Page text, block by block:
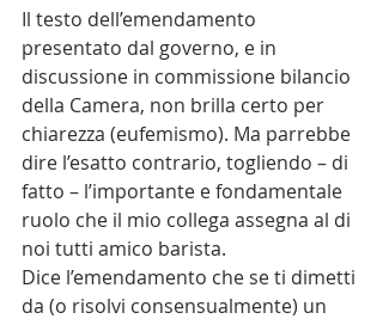
Il testo dell’emendamento
presentato dal governo, e in
discussione in commissione bilancio
della Camera, non brilla certo per
chiarezza (eufemismo). Ma parrebbe
dire l’esatto contrario, togliendo – di
fatto – l’importante e fondamentale
ruolo che il mio collega assegna al di
noi tutti amico barista.
Dice l’emendamento che se ti dimetti
da (o risolvi consensualmente) un